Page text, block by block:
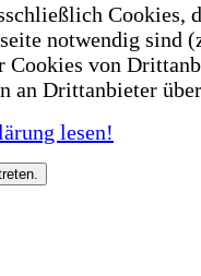
Cookies,
notwendig sind
Cookies von
an Drittanbieter
lesen!